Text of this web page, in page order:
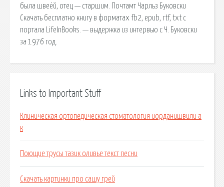
была швеёй, отец — старшим. Почтамт Чарльз Буковски
Скачать бесплатно книгу в форматах fb2, epub, rtf, txt с
портала LifeInBooks. — выдержка из интервью с Ч. Буковски
за 1976 год.
Links to Important Stuff
Клиническая ортопедическая стоматология иорданишвили а
к
Поющие трусы тазик оливье текст песни
Скачать картинки про сашу грей